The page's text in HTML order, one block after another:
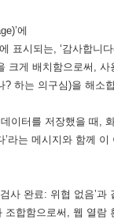
에
표시되는, ‘감사합니
크게 배치함으로써,
? 하는 의구심)을 해소
이터를 저장했을 때,
라는 메시지와 함께
사 완료: 위협 없음’
조합함으로써, 웹 열